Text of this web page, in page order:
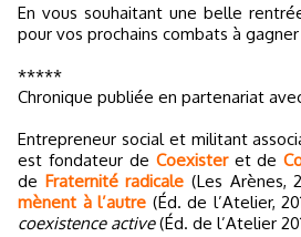
En vous souhaitant une belle
pour vos prochains combats à gagner
*****
Chronique publiée en partenariat
Entrepreneur social et militant
est fondateur de Coexisteret de
de Fraternité radicale (Les Arènes,
mènent à l’autre (Éd. de l’Atelier,
coexistence active(Éd. de l’Atelier